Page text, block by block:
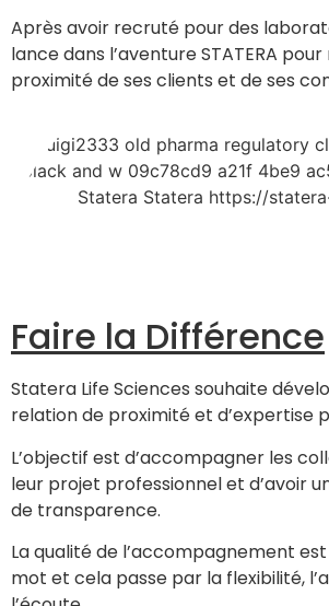
Après avoir recruté pour des
lance dans l’aventure STATERA
proximité de ses clients et de ses
Faire la Différence
Statera Life Sciences souhaite
relation de proximité et d’expertise
L’objectif est d’accompagner les
leur projet professionnel et d’avoir
de transparence.
La qualité de l’accompagnement
mot et cela passe par la flexibilité,